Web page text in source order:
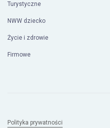
Turystyczne
NWW dziecko
Życie i zdrowie
Firmowe
Polityka prywatności